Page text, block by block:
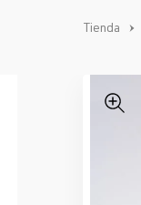
Tienda